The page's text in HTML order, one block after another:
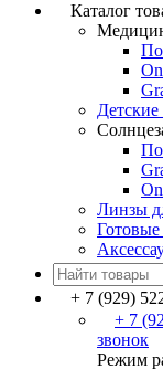
Каталог
Детские
Линзы
Готовые
+ 7 (929)
+ 7
звонок
Режим